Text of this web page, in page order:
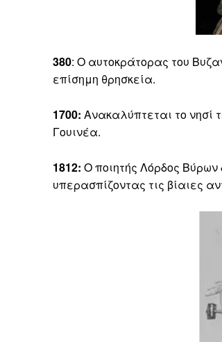
380: Ο αυτοκράτορας του
επίσημη θρησκεία.
1700: Ανακαλύπτεται το νησί
Γουινέα.
1812: Ο ποιητής Λόρδος Βύρων
υπερασπίζοντας τις βίαιες